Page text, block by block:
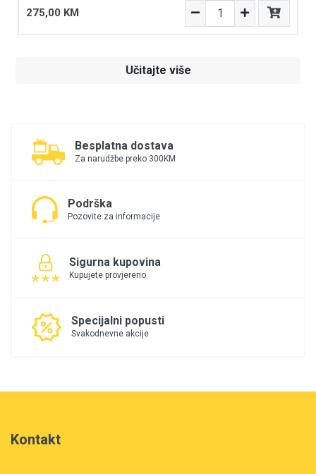
275,00 KM
Učitajte više
Besplatna dostava
Za narudžbe preko 300KM
Podrška
Pozovite za informacije
Sigurna kupovina
Kupujete provjereno
Specijalni popusti
Svakodnevne akcije
Kontakt